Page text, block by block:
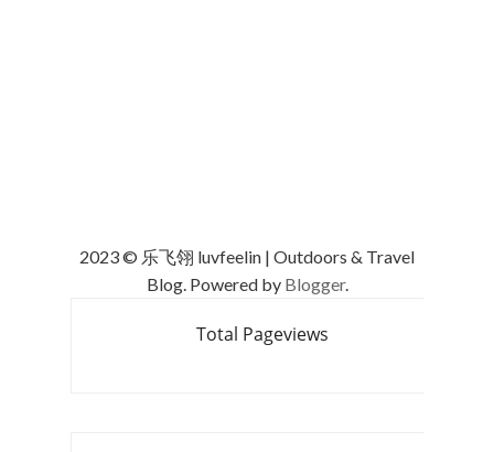
2023 © 乐飞翎 luvfeelin | Outdoors & Travel
Blog. Powered by Blogger.
Total Pageviews